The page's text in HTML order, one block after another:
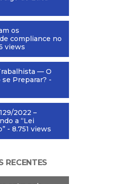
os
compliance no
views
— O
se Preparar? -
2022 –
a “Lei
- 8.751 views
RECENTES